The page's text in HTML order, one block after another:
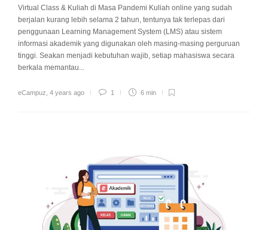
Virtual Class & Kuliah di Masa Pandemi Kuliah online yang sudah
berjalan kurang lebih selama 2 tahun, tentunya tak terlepas dari
penggunaan Learning Management System (LMS) atau sistem
informasi akademik yang digunakan oleh masing-masing perguruan
tinggi. Seakan menjadi kebutuhan wajib, setiap mahasiswa secara
berkala memantau...
eCampuz 4 years ago 1 6 min